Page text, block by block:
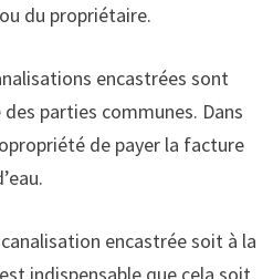
du propriétaire.
encastrées sont
parties communes. Dans
de payer la facture
encastrée soit à la
indispensable que cela soit